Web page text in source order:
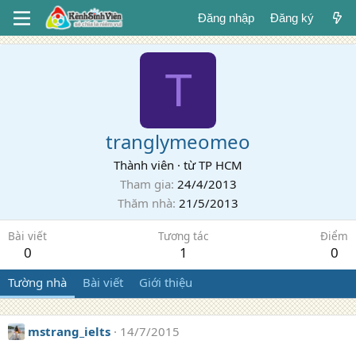
Đăng nhập Đăng ký
T
tranglymeomeo
Thành viên · từTP HCM
Tham gia 24/4/2013
Thăm nhà 21/5/2013
Bài viết
0
Tương tác
1
Điểm
0
Tường nhà Bài viết Giới thiệu
mstrang_ielts
14/7/2015